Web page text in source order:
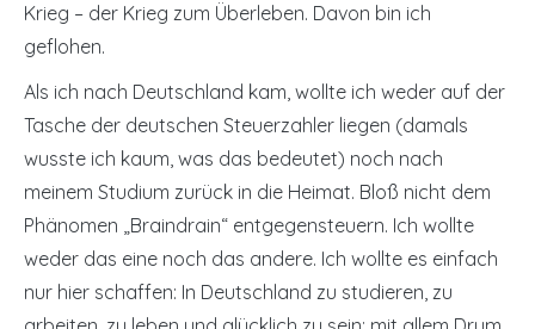
Krieg – der Krieg zum Überleben. Davon bin ich
geflohen.
Als ich nach Deutschland kam, wollte ich weder auf der
Tasche der deutschen Steuerzahler liegen (damals
wusste ich kaum, was das bedeutet) noch nach
meinem Studium zurück in die Heimat. Bloß nicht dem
Phänomen „Braindrain“ entgegensteuern. Ich wollte
weder das eine noch das andere. Ich wollte es einfach
nur hier schaffen: In Deutschland zu studieren, zu